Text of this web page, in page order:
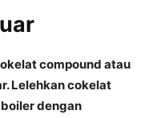
compound atau
Lelehkan cokelat
dengan